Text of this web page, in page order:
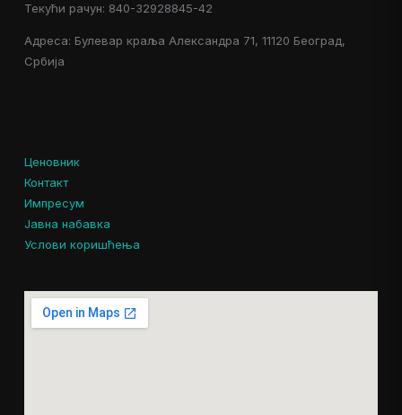
Текући рачун: 840-32928845-42
Адреса: Булевар краља Александра 71, 11120 Београд,
Србија
Ценовник
Контакт
Импресум
Јавна набавка
Услови коришћења